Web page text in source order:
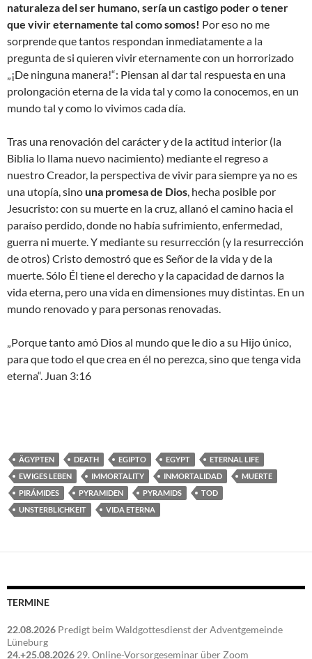
naturaleza del ser humano, sería un castigo poder o tener
que vivir eternamente tal como somos! Por eso no me
sorprende que tantos respondan inmediatamente a la
pregunta de si quieren vivir eternamente con un horrorizado
„¡De ninguna manera!“: Piensan al dar tal respuesta en una
prolongación eterna de la vida tal y como la conocemos, en un
mundo tal y como lo vivimos cada día.
Tras una renovación del carácter y de la actitud interior (la
Biblia lo llama nuevo nacimiento) mediante el regreso a
nuestro Creador, la perspectiva de vivir para siempre ya no es
una utopía, sinouna promesa de Dios, hecha posible por
Jesucristo: con su muerte en la cruz, allanó el camino hacia el
paraíso perdido, donde no había sufrimiento, enfermedad,
guerra ni muerte. Y mediante su resurrección (y la resurrección
de otros) Cristo demostró que es Señor de la vida y de la
muerte. Sólo Él tiene el derecho y la capacidad de darnos la
vida eterna, pero una vida en dimensiones muy distintas. En un
mundo renovado y para personas renovadas.
„Porque tanto amó Dios al mundo que le dio a su Hijo único,
para que todo el que crea en él no perezca, sino que tenga vida
eterna“. Juan 3:16
ÄGYPTEN DEATH EGIPTO EGYPT
ETERNAL LIFE
EWIGES LEBEN
IMMORTALITY INMORTALIDAD
MUERTE
PIRÁMIDES
PYRAMIDEN PYRAMIDS
TOD
UNSTERBLICHKEIT
VIDA ETERNA
TERMINE
22.08.2026 Predigt beim Waldgottesdienst der Adventgemeinde
Lüneburg
24.+25.08.2026 29. Online-Vorsorgeseminar über Zoom